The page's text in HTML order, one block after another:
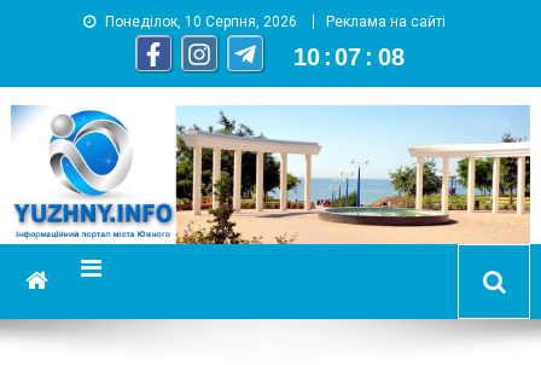
Понеділок, 10 Серпня, 2026 Реклама на сайті
10 :07 : 08
YUZHNY.INFO
информационный портал города Южный